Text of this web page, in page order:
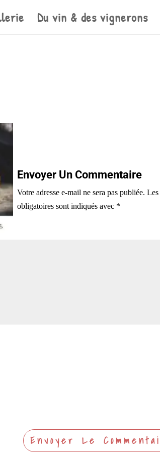
Du vin & des vignerons
Envoyer Un Commentaire
Votre adresse e-mail ne sera pas publiée. Les
obligatoires sont indiqués avec *